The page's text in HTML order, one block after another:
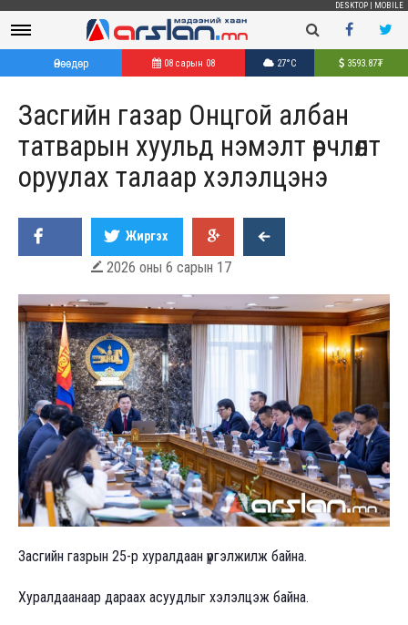
DESKTOP MOBILE
Өнөөдөр 08 сарын 08 27°C 3593.87₮
Засгийн газар Онцгой албан
татварын хуульд нэмэлт өөрчлөлт
оруулах талаар хэлэлцэнэ
Жиргэх
 2026 оны 6 сарын 17
Засгийн газрын 25-р хуралдаан үргэлжилж байна.
Хуралдаанаар дараах асуудлыг хэлэлцэж байна.